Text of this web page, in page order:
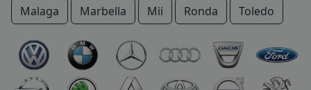
CONTACT
Malaga
Marbella Mii Ronda Toledo
115/70R15
175/65R15
185/55R15